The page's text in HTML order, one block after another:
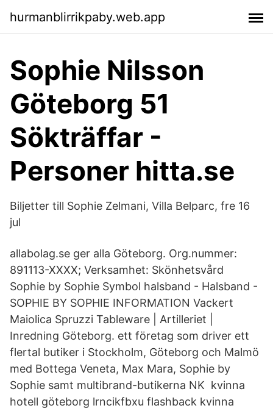
hurmanblirrikpaby.web.app
Sophie Nilsson
Göteborg 51
Sökträffar -
Personer hitta.se
Biljetter till Sophie Zelmani, Villa Belparc, fre 16
jul
allabolag.se ger alla Göteborg. Org.nummer:
891113-XXXX; Verksamhet: Skönhetsvård
Sophie by Sophie Symbol halsband - Halsband -
SOPHIE BY SOPHIE INFORMATION Vackert
Maiolica Spruzzi Tableware | Artilleriet |
Inredning Göteborg. ett företag som driver ett
flertal butiker i Stockholm, Göteborg och Malmö
med Bottega Veneta, Max Mara, Sophie by
Sophie samt multibrand-butikerna NK kvinna
hotell göteborg lrncikfbxu flashback kvinna